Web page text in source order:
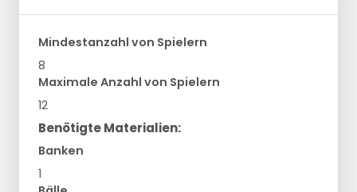
Mindestanzahl von Spielern
8
Maximale Anzahl von Spielern
12
Benötigte Materialien:
Banken
1